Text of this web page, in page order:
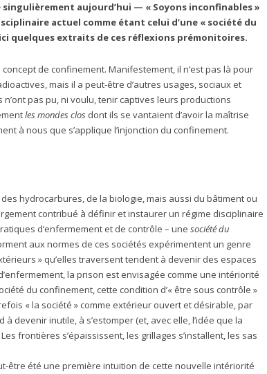
aujourd’hui — « Soyons inconfinables »
actuel comme étant celui d’une « société du
quelques extraits de ces réflexions prémonitoires.
de confinement. Manifestement, il n’est pas là pour
mais il a peut-être d’autres usages, sociaux et
pas pu, ni voulu, tenir captives leurs productions
les mondes clos dont ils se vantaient d’avoir la maîtrise
à nous que s’applique l’injonction du confinement.
hydrocarbures, de la biologie, mais aussi du bâtiment ou
contribué à définir et instaurer un régime disciplinaire
d’enfermement et de contrôle – une société du
aux normes de ces sociétés expérimentent un genre
» qu’elles traversent tendent à devenir des espaces
la prison est envisagée comme une intériorité
du confinement, cette condition d’« être sous contrôle »
« la société » comme extérieur ouvert et désirable, par
devenir inutile, à s’estomper (et, avec elle, l’idée que la
frontières s’épaississent, les grillages s’installent, les sas
être été une première intuition de cette nouvelle intériorité